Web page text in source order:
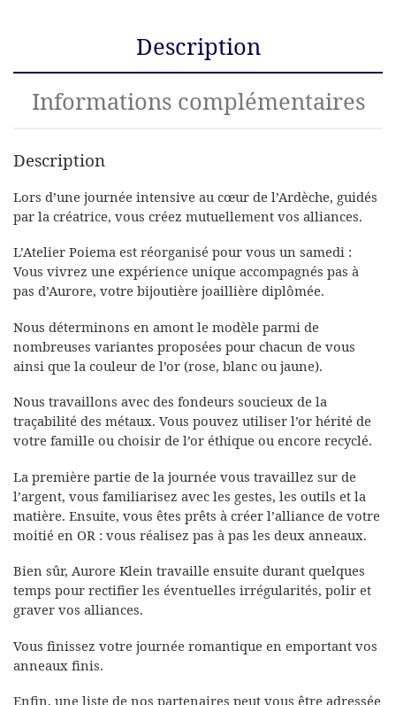
Description
Informations complémentaires
Description
Lors d’une journée intensive au cœur de l’Ardèche, guidés
par la créatrice, vous créez mutuellement vos alliances.
L’Atelier Poiema est réorganisé pour vous un samedi :
Vous vivrez une expérience unique accompagnés pas à
pas d’Aurore, votre bijoutière joaillière diplômée.
Nous déterminons en amont le modèle parmi de
nombreuses variantes proposées pour chacun de vous
ainsi que la couleur de l’or (rose, blanc ou jaune).
Nous travaillons avec des fondeurs soucieux de la
traçabilité des métaux. Vous pouvez utiliser l’or hérité de
votre famille ou choisir de l’or éthique ou encore recyclé.
La première partie de la journée vous travaillez sur de
l’argent, vous familiarisez avec les gestes, les outils et la
matière. Ensuite, vous êtes prêts à créer l’alliance de votre
moitié en OR : vous réalisez pas à pas les deux anneaux.
Bien sûr, Aurore Klein travaille ensuite durant quelques
temps pour rectifier les éventuelles irrégularités, polir et
graver vos alliances.
Vous finissez votre journée romantique en emportant vos
anneaux finis.
Enfin, une liste de nos partenaires peut vous être adressée